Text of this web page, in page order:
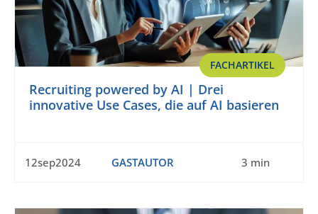
FACHARTIKEL
Recruiting powered by AI | Drei
innovative Use Cases, die auf AI basieren
12sep2024 GASTAUTOR 3 min